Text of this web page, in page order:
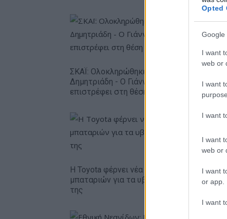
Opted
Google
I want
web or
I want
I want
I want
web or
I want
or app.
I want
ΣΚΑΪ: Ολοκληρώθηκε η θητεία του Γρηγόρη
Δημητριάδη - Ο Γιάννης Αλαφούζος
επιστρέφει στη θέση του CEO
Η Toyota φέρνει νέα γενιά
μπαταριών για τα υβριδικά
της
Σε